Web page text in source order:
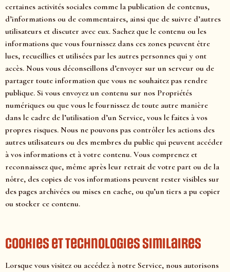
certaines activités sociales comme la publication de contenus,
d’informations ou de commentaires, ainsi que de suivre d’autres
utilisateurs et discuter avec eux. Sachez que le contenu ou les
informations que vous fournissez dans ces zones peuvent être
lues, recueillies et utilisées par les autres personnes qui y ont
accès. Nous vous déconseillons d’envoyer sur un serveur ou de
partager toute information que vous ne souhaitez pas rendre
publique. Si vous envoyez un contenu sur nos Propriétés
numériques ou que vous le fournissez de toute autre manière
dans le cadre de l’utilisation d’un Service, vous le faites à vos
propres risques. Nous ne pouvons pas contrôler les actions des
autres utilisateurs ou des membres du public qui peuvent accéder
à vos informations et à votre contenu. Vous comprenez et
reconnaissez que, même après leur retrait de votre part ou de la
nôtre, des copies de vos informations peuvent rester visibles sur
des pages archivées ou mises en cache, ou qu’un tiers a pu copier
ou stocker ce contenu.
Cookies et technologies similaires
Lorsque vous visitez ou accédez à notre Service, nous autorisons